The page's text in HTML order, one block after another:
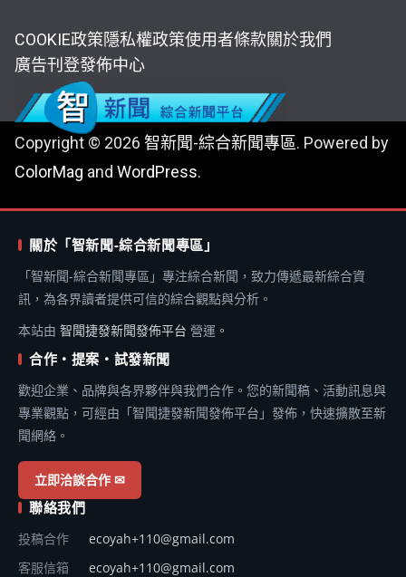
COOKIE政策隱私權政策使用者條款關於我們
廣告刊登發佈中心
Copyright © 2026 智新聞-綜合新聞專區. Powered by
ColorMag and WordPress.
關於「智新聞-綜合新聞專區」
「智新聞-綜合新聞專區」專注綜合新聞，致力傳遞最新綜合資
訊，為各界讀者提供可信的綜合觀點與分析。
本站由 智聞捷發新聞發佈平台 營運。
合作・提案・試發新聞
歡迎企業、品牌與各界夥伴與我們合作。您的新聞稿、活動訊息與
專業觀點，可經由「智聞捷發新聞發佈平台」發佈，快速擴散至新
聞網絡。
立即洽談合作 ✉
聯絡我們
投稿合作
ecoyah+110@gmail.com
客服信箱
ecoyah+110@gmail.com